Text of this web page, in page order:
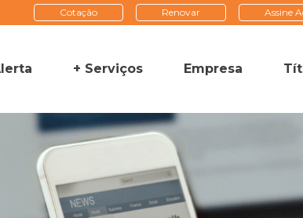
Cotação Renovar Assine
+ Serviços Empresa